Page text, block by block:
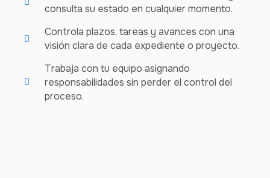
consulta su estado en cualquier momento.
Controla plazos, tareas y avances con una
visión clara de cada expediente o proyecto.
Trabaja con tu equipo asignando
responsabilidades sin perder el control del
proceso.